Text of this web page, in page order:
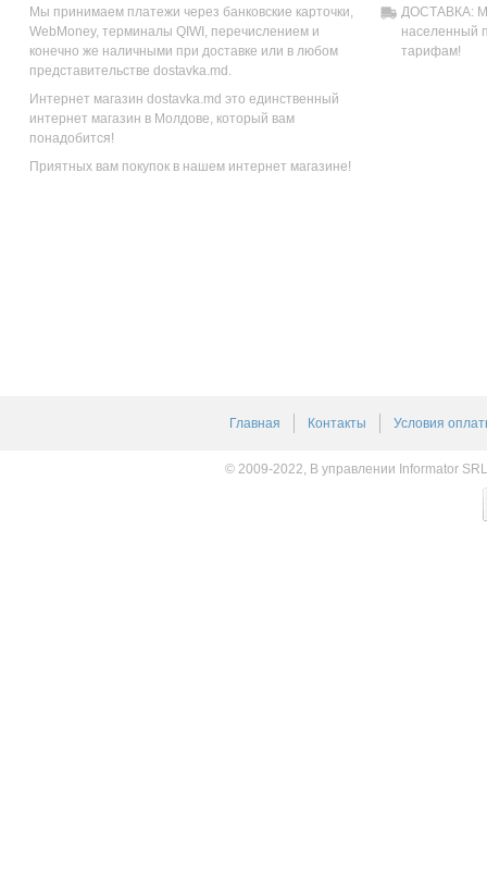
Мы принимаем платежи через банковские карточки,
WebMoney, терминалы QIWI, перечислением и
конечно же наличными при доставке или в любом
представительстве dostavka.md.
Интернет магазин dostavka.md это единственный
интернет магазин в Молдове, который вам
понадобится!
Приятных вам покупок в нашем интернет магазине!
ДОСТАВКА:
населенный
тарифам!
Главная Контакты Условия
© 2009-2022, В управлении Informator SRL